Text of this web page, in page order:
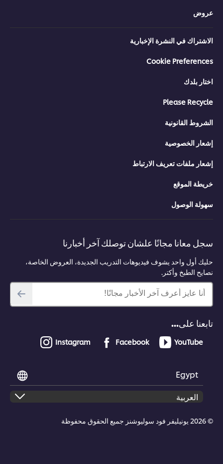
عروض
الاشتراك في النشرة الإخبارية
Cookie Preferences
اختار بلدك
Please Recycle
الشروط القانونية
إشعار الخصوصية
إشعار ملفات تعريف الارتباط
خريطة الموقع
سهولة الوصول
سجل معانا مجانًا علشان توصلك آخر أخبارنا
حليك أول واحد يشوف فيديوهات التدريب الجديدة، العروض الخاصة،
نصايح الطبخ وأكتر.
أنا عايز أعرف آخر الأخبار مجانًا!
تابعنا على...
YouTube
Facebook
Instagram
Egypt
© 2026 يونيليفر فود سوليوشنز جميع الحقوق محفوظة